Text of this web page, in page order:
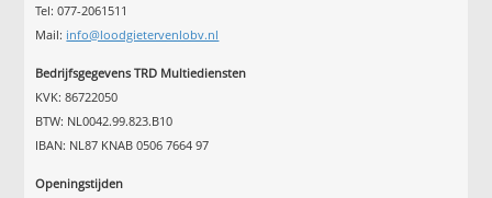
Tel: 077-2061511
Mail: info@loodgietervenlobv.nl
Bedrijfsgegevens TRD Multiediensten
KVK: 86722050
BTW: NL0042.99.823.B10
IBAN: NL87 KNAB 0506 7664 97
Openingstijden